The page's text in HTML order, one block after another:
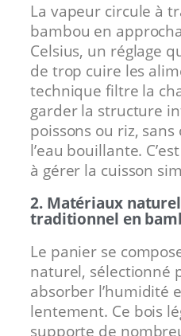
La vapeur circule à
bambou en
Celsius, un réglage
de trop cuire les
technique filtre la
garder la structure
poissons ou riz,
l’eau bouillante.
à gérer la cuisson
2. Matériaux
traditionnel en
Le panier se
naturel, sélectionné
absorber l’humidité
lentement. Ce bois
supporte de